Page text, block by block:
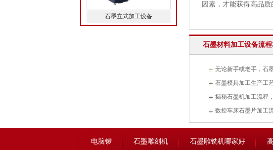
因素，才能获得高品质
石墨材料加工设备流
无论新手或老手，石
石墨模具加工生产工
量！揭秘石墨机加工流程
数控车床石墨片加工
等
石墨立式加工设备
电脑锣 石墨雕刻机 石墨雕铣机哪家好